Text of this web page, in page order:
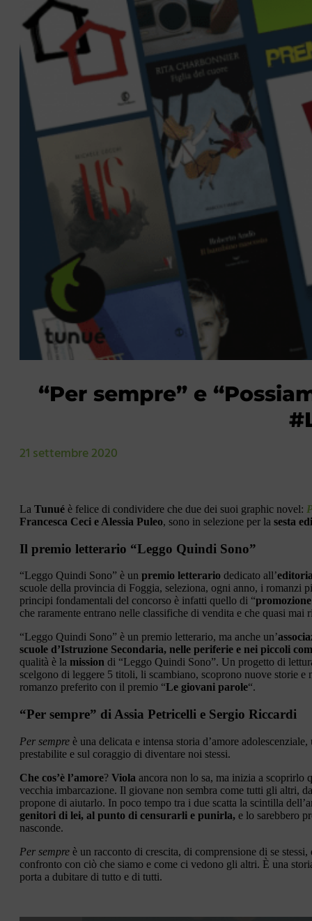
“Per sempre” e
21 settembre 2020
La Tunué è felice di condividere che due dei suoi graphic novel:
Francesca Ceci e Alessia Puleo, sono in selezione per la sesta
Il premio letterario “Leggo Quindi Sono”
“Leggo Quindi Sono” è un premio letterario dedicato all’
scuole della provincia di Foggia, seleziona, ogni anno, i romanzi
principi fondamentali del concorso è infatti quello di “
che raramente entrano nelle classifiche di vendita e che quasi mai
“Leggo Quindi Sono” è un premio letterario, ma anche un’
scuole d’Istruzione Secondaria, nelle periferie e nei piccoli
qualità è la mission di “Leggo Quindi Sono”. Un progetto di
scelgono di leggere 5 titoli, li scambiano, scoprono nuove storie
romanzo preferito con il premio “Le giovani parole“.
“Per sempre” di Assia Petricelli e Sergio Riccardi
Per sempre è una delicata e intensa storia d’amore
prestabilite e sul coraggio di diventare noi stessi.
Che cos’è l’amore? Viola ancora non lo sa, ma inizia a scoprirlo
vecchia imbarcazione. Il giovane non sembra come tutti gli altri,
propone di aiutarlo. In poco tempo tra i due scatta la scintilla
genitori di lei, al punto di censurarli e punirla, e lo sarebbero
nasconde.
Per sempre è un racconto di crescita, di comprensione di se
confronto con ciò che siamo e come ci vedono gli altri. È una
porta a dubitare di tutto e di tutti.